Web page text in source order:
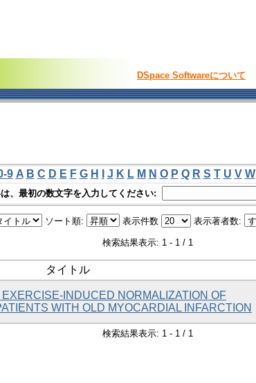
DSpace Softwareについて
9 A B C D E F G H J K L M N O P Q R S T U V W
、最初の数文字を入力してください:
ソート順: 表示件数 表示著者数:
検索結果表示: 1 - 1 / 1
タイトル
INDUCED NORMALIZATION OF
WITH OLD MYOCARDIAL INFARCTION
検索結果表示: 1 - 1 / 1